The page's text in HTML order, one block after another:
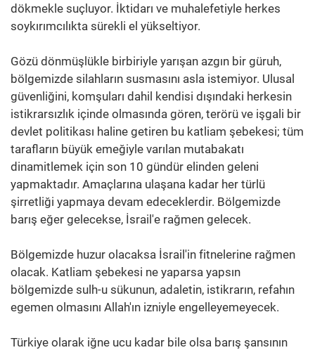
dökmekle suçluyor. İktidarı ve muhalefetiyle herkes
soykırımcılıkta sürekli el yükseltiyor.
Gözü dönmüşlükle birbiriyle yarışan azgın bir güruh,
bölgemizde silahların susmasını asla istemiyor. Ulusal
güvenliğini, komşuları dahil kendisi dışındaki herkesin
istikrarsızlık içinde olmasında gören, terörü ve işgali bir
devlet politikası haline getiren bu katliam şebekesi; tüm
tarafların büyük emeğiyle varılan mutabakatı
dinamitlemek için son 10 gündür elinden geleni
yapmaktadır. Amaçlarına ulaşana kadar her türlü
şirretliği yapmaya devam edeceklerdir. Bölgemizde
barış eğer gelecekse, İsrail'e rağmen gelecek.
Bölgemizde huzur olacaksa İsrail'in fitnelerine rağmen
olacak. Katliam şebekesi ne yaparsa yapsın
bölgemizde sulh-u sükunun, adaletin, istikrarın, refahın
egemen olmasını Allah'ın izniyle engelleyemeyecek.
Türkiye olarak iğne ucu kadar bile olsa barış şansının